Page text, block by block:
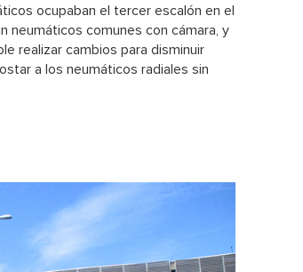
ocupaban el tercer escalón en el
neumáticos comunes con cámara, y
realizar cambios para disminuir
a los neumáticos radiales sin